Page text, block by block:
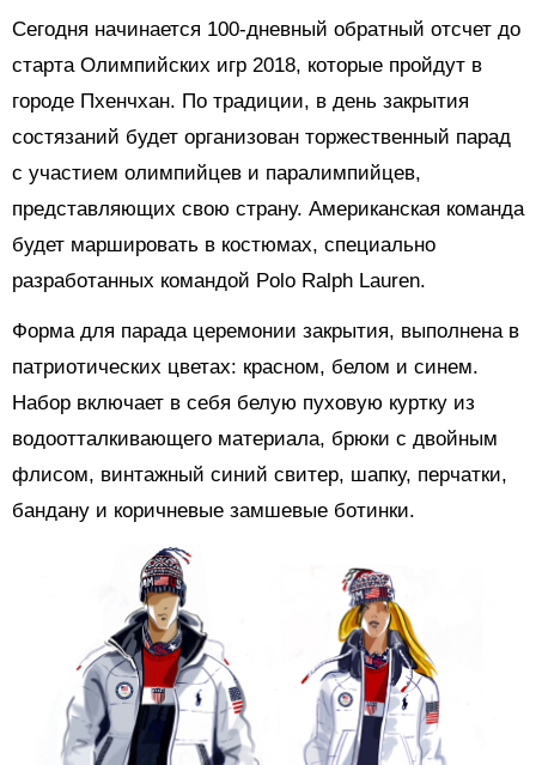
Сегодня начинается 100-дневный обратный отсчет до
старта Олимпийских игр 2018, которые пройдут в
городе Пхенчхан. По традиции, в день закрытия
состязаний будет организован торжественный парад
с участием олимпийцев и паралимпийцев,
представляющих свою страну. Американская команда
будет маршировать в костюмах, специально
разработанных командой Polo Ralph Lauren.
Форма для парада церемонии закрытия, выполнена в
патриотических цветах: красном, белом и синем.
Набор включает в себя белую пуховую куртку из
водоотталкивающего материала, брюки с двойным
флисом, винтажный синий свитер, шапку, перчатки,
бандану и коричневые замшевые ботинки.